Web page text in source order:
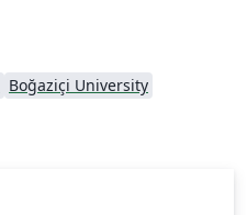
Boğaziçi University